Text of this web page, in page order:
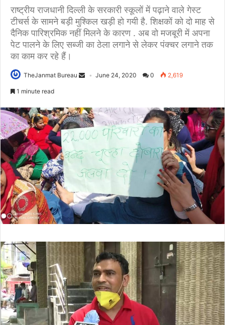
राष्ट्रीय राजधानी दिल्ली के सरकारी स्कूलों में पढ़ाने वाले गेस्ट
टीचर्स के सामने बड़ी मुश्क‍िल खड़ी हो गयी है. श‍िक्षकों को दो माह से
दैनिक पारिश्रमिक नहीं मिलने के कारण . अब वो मजबूरी में अपना
पेट पालने के लिए सब्जी का ठेला लगाने से लेकर पंक्चर लगाने तक
का काम कर रहे हैं।
TheJanmat Bureau June 24, 2020 0 2,619
1 minute read